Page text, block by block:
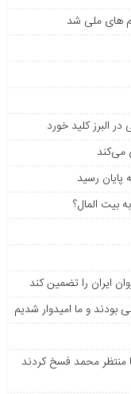
البرز کلید خورد
می‌کند
پایان رسید
بیت المال؟
ایران را تضمین کند
بودند و ما امیدوار شدیم
منتظر محمد فسخ کردند